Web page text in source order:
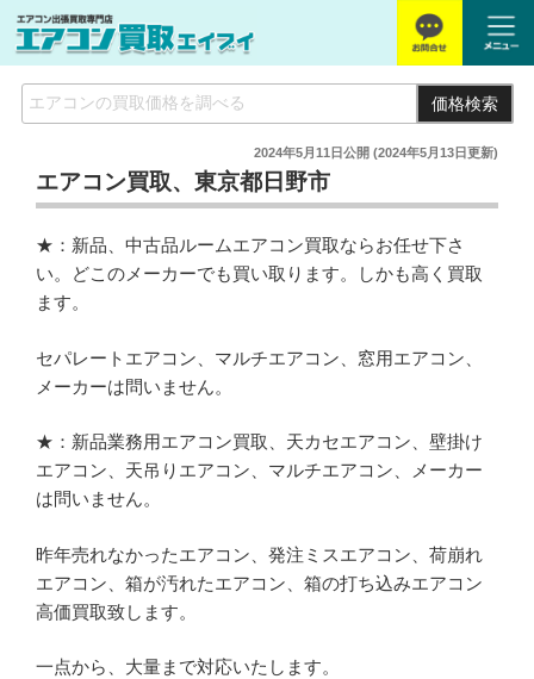
価格検索
2024年5月11日公開 (2024年5月13日更新)
エアコン買取、東京都日野市
★：新品、中古品ルームエアコン買取ならお任せ下さ
い。どこのメーカーでも買い取ります。しかも高く買取
ます。
セパレートエアコン、マルチエアコン、窓用エアコン、
メーカーは問いません。
★：新品業務用エアコン買取、天カセエアコン、壁掛け
エアコン、天吊りエアコン、マルチエアコン、メーカー
は問いません。
昨年売れなかったエアコン、発注ミスエアコン、荷崩れ
エアコン、箱が汚れたエアコン、箱の打ち込みエアコン
高価買取致します。
一点から、大量まで対応いたします。